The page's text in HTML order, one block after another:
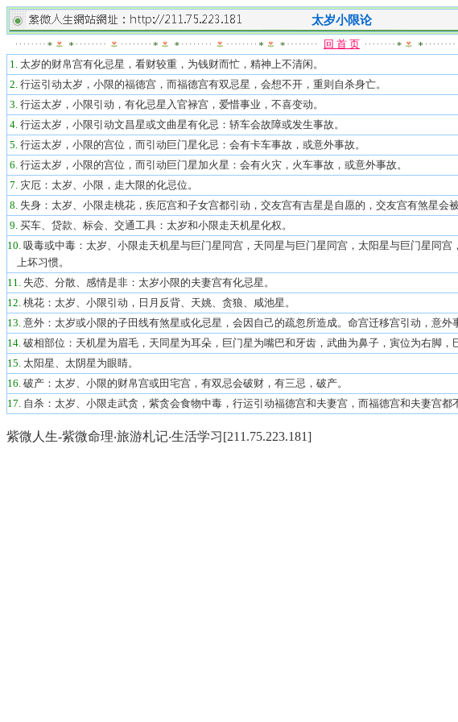
太岁小限论
回 首 页
1. 太岁的财帛宫有化忌星，看财较重，为钱财而忙，精神上不清闲。
2. 行运引动太岁，小限的福德宫，而福德宫有双忌星，会想不开，重则自杀身亡。
3. 行运太岁 ，小限引动，有化忌星入官禄宫，爱惜事业，不喜变动。
4. 行运太岁 ，小限引动文昌星或文曲星有化忌 ：轿车会故障或发生事故。
5. 行运太岁 ，小限的宫位，而引动巨门星化忌 ： 会有卡车事故，或意外事故。
6. 行运太岁 ，小限的宫位，而引动巨门星加火星 ：会有火灾 ，火车事故，或意外事故。
7. 灾厄：太岁、 小限，走大限的化忌位。
8. 失身：太岁、 小限走桃花，疾厄宫和子女宫都引动，交友宫有吉星是自愿的，交友宫有煞星会被
9. 买车、贷款、标会、交通工具：太岁和小限走天机星化权。
10. 吸毒或中毒：太岁、小限走天机星与巨门星同宫 ，天同星与巨门星同宫，太阳星与巨门星同
上坏习惯。
11. 失恋、分散、感情是非：太岁小限的夫妻宫有化忌星。
12. 桃花：太岁、 小限引动，日月反背、天姚、贪狼、咸池星。
13. 意外：太岁或小限的子田线有煞星或化忌星 ，会因自己的疏忽所造成。命宫迁移宫引动，意外
14. 破相部位：天机星为眉毛 ，天同星为耳朵，巨门星为嘴巴和牙齿，武曲为鼻子，寅位为右脚，
15. 太阳星、太阴星为眼睛。
16. 破产：太岁、 小限的财帛宫或田宅宫，有双忌会破财，有三忌，破产。
17. 自杀：太岁、 小限走武贪，紫贪会食物中毒，行运引动福德宫和夫妻宫，而福德宫和夫妻宫都
紫微人生-紫微命理‧旅游札记‧生活学习[211.75.223.181]